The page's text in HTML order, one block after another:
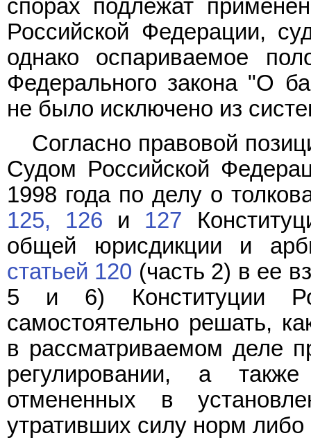
спорах подлежат
Российской Федерации,
однако оспариваемое
Федерального закона "О
не было исключено из
Согласно правовой
Судом Российской
1998 года по делу о
125,
126 и 127
общей юрисдикции и
статьей 120 (часть 2) в ее
5 и 6) Конституции
самостоятельно решать,
в рассматриваемом деле
регулировании, а
отмененных в
утративших силу норм